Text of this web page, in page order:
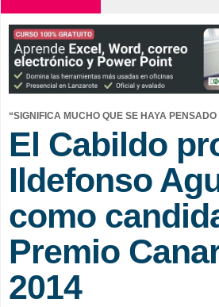
“SIGNIFICA MUCHO QUE SE HAYA PENSADO
El Cabildo
Ildefonso
como
Premio
2014